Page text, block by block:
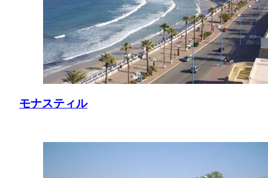
モナスティル